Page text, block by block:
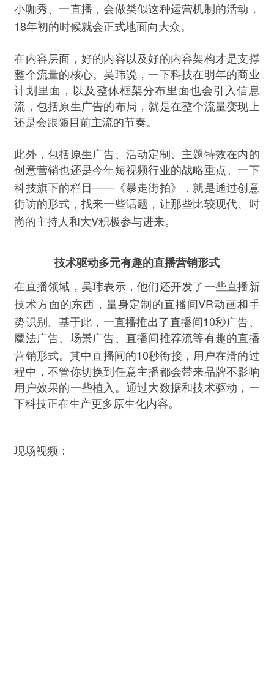
小咖秀、一直播，会做类似这种运营机制的活动，
18年初的时候就会正式地面向大众。
在内容层面，好的内容以及好的内容架构才是支撑
整个流量的核心。吴玮说，一下科技在明年的商业
计划里面，以及整体框架分布里面也会引入信息
流，包括原生广告的布局，就是在整个流量变现上
还是会跟随目前主流的节奏。
此外，包括原生广告、活动定制、主题特效在内的
创意营销也还是今年短视频行业的战略重点。一下
科技旗下的栏目—— 《暴走街拍》，就是通过创意
街访的形式，找来一些话题，让那些比较现代、时
尚的主持人和大V积极参与进来。
技术驱动多元有趣的直播营销形式
在直播领域，吴玮表示，他们还开发了一些直播新
技术方面的东西，量身定制的直播间VR动画和手
势识别。基于此，一直播推出了直播间10秒广告、
魔法广告、场景广告、直播间推荐流等有趣的直播
营销形式。其中直播间的10秒衔接，用户在滑的过
程中，不管你切换到任意主播都会带来品牌不影响
用户效果的一些植入。通过大数据和技术驱动，一
下科技正在生产更多原生化内容。
现场视频：